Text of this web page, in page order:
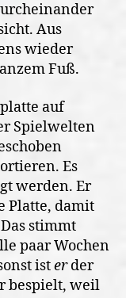
Aus
wieder
Fuß.
auf
Spielwelten
Es
werden. Er
Platte, damit
stimmt
paar Wochen
isterder
bespielt, weil